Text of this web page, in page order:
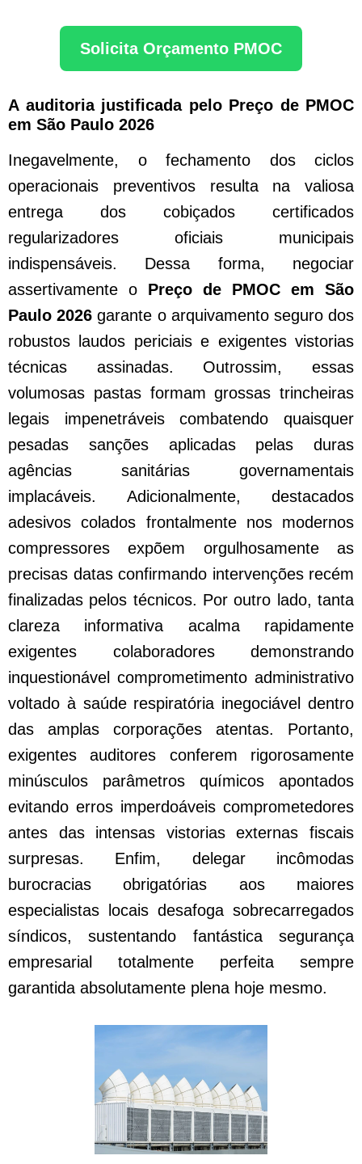
Solicita Orçamento PMOC
A auditoria justificada pelo Preço de PMOC
em São Paulo 2026
Inegavelmente, o fechamento dos ciclos
operacionais preventivos resulta na valiosa
entrega dos cobiçados certificados
regularizadores oficiais municipais
indispensáveis. Dessa forma, negociar
assertivamente o Preço de PMOC em São
Paulo 2026 garante o arquivamento seguro dos
robustos laudos periciais e exigentes vistorias
técnicas assinadas. Outrossim, essas
volumosas pastas formam grossas trincheiras
legais impenetráveis combatendo quaisquer
pesadas sanções aplicadas pelas duras
agências sanitárias governamentais
implacáveis. Adicionalmente, destacados
adesivos colados frontalmente nos modernos
compressores expõem orgulhosamente as
precisas datas confirmando intervenções recém
finalizadas pelos técnicos. Por outro lado, tanta
clareza informativa acalma rapidamente
exigentes colaboradores demonstrando
inquestionável comprometimento administrativo
voltado à saúde respiratória inegociável dentro
das amplas corporações atentas. Portanto,
exigentes auditores conferem rigorosamente
minúsculos parâmetros químicos apontados
evitando erros imperdoáveis comprometedores
antes das intensas vistorias externas fiscais
surpresas. Enfim, delegar incômodas
burocracias obrigatórias aos maiores
especialistas locais desafoga sobrecarregados
síndicos, sustentando fantástica segurança
empresarial totalmente perfeita sempre
garantida absolutamente plena hoje mesmo.